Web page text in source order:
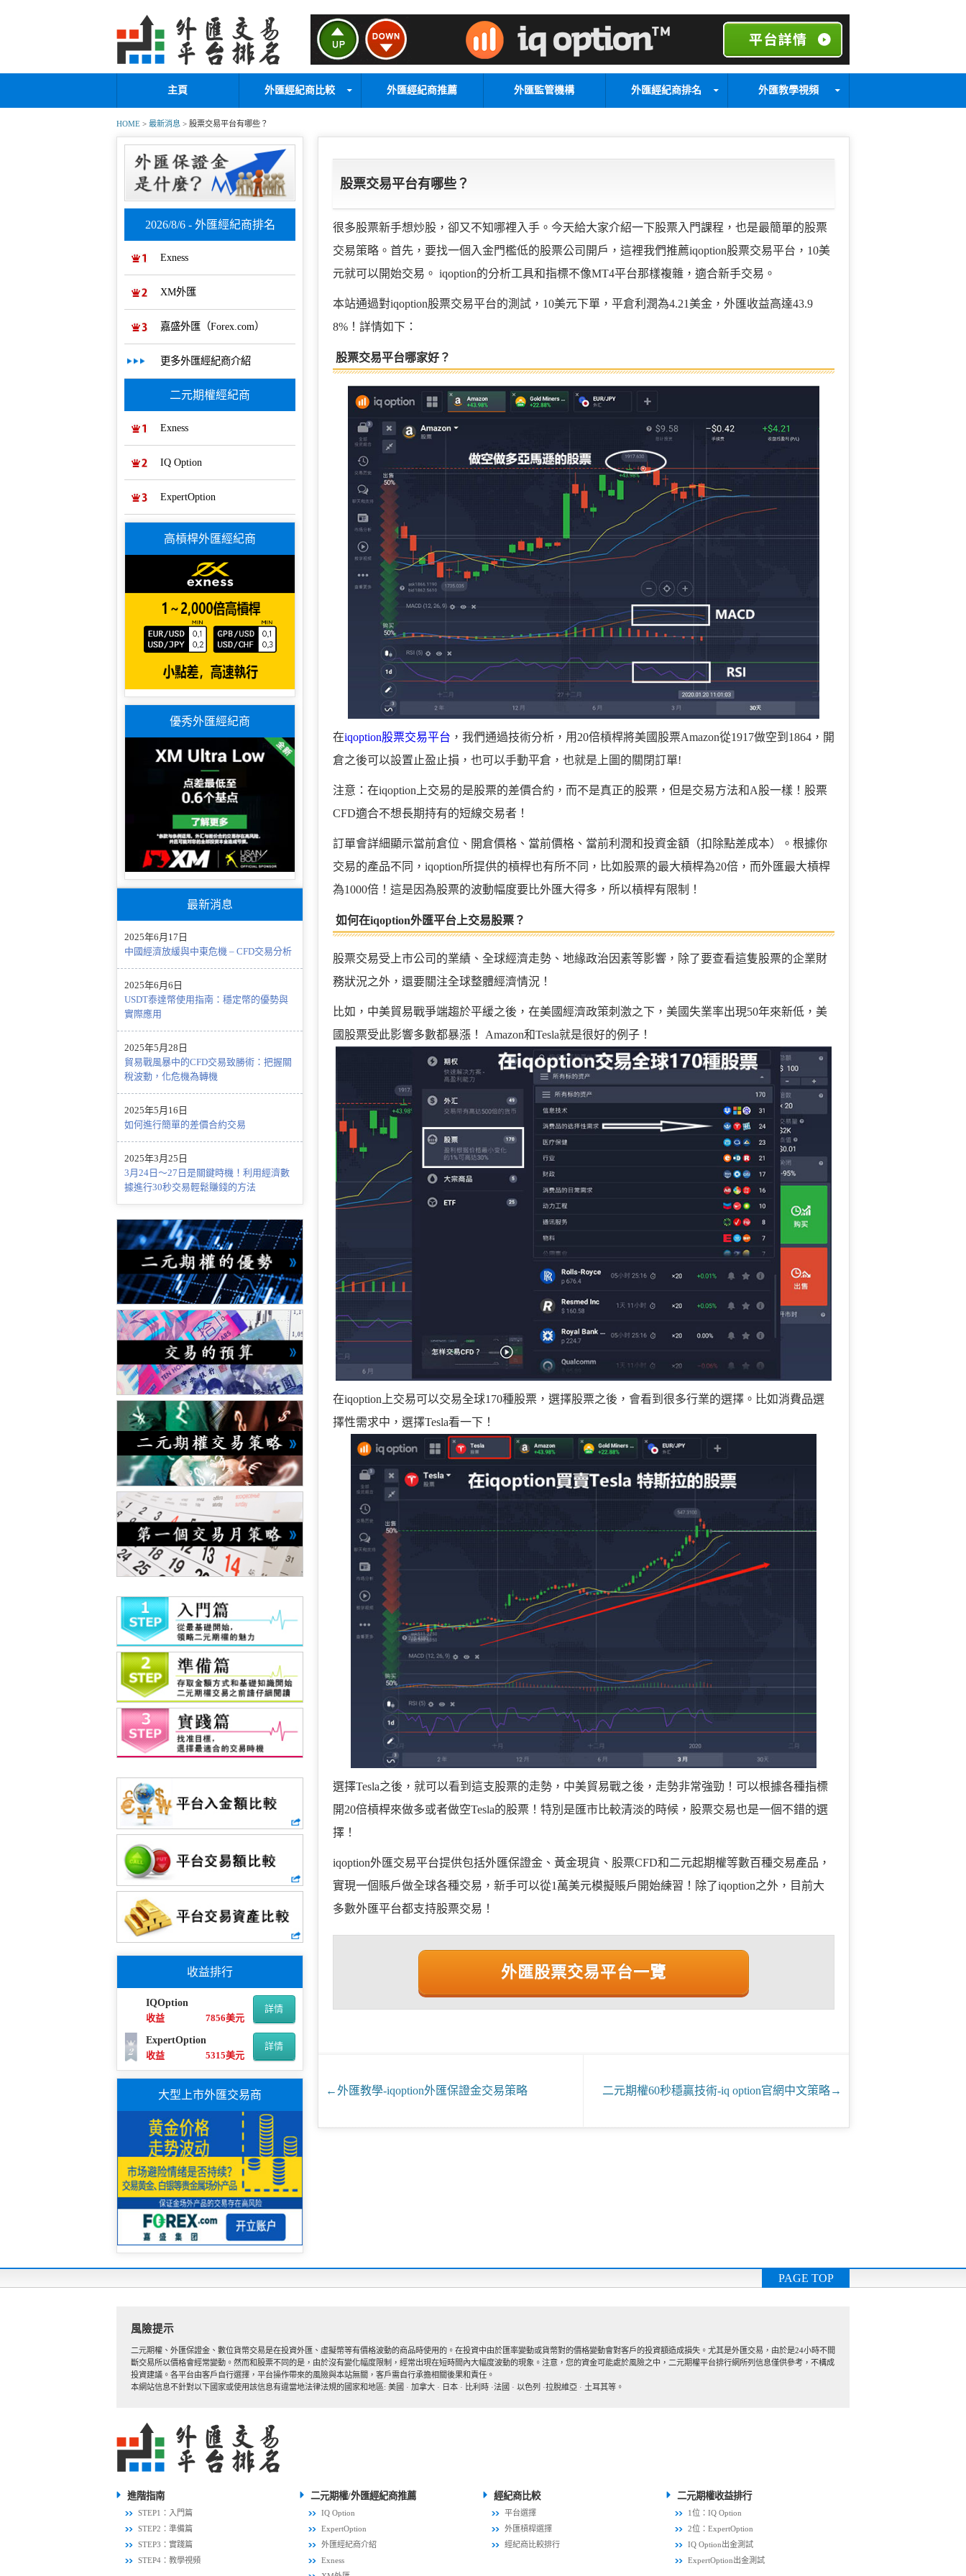
主頁 外匯經紀商比較 外匯經紀商推薦 外匯監管機構 外匯經紀商排名 外匯教學視頻
HOME > 最新消息 > 股票交易平台有哪些？
股票交易平台有哪些？
很多股票新手想炒股，卻又不知哪裡入手。今天給大家介紹一下股票入門課程，也是最簡單的股票
交易策略。首先，要找一個入金門檻低的股票公司開戶，這裡我們推薦iqoption股票交易平台，10美
元就可以開始交易。 iqoption的分析工具和指標不像MT4平台那樣複雜，適合新手交易。
本站通過對iqoption股票交易平台的測試，10美元下單，平倉利潤為4.21美金，外匯收益高達43.9
8%！詳情如下：
股票交易平台哪家好？
在iqoption股票交易平台 ，我們通過技術分析，用20倍槓桿將美國股票Amazon從1917做空到1864，開
倉之後可以設置止盈止損，也可以手動平倉，也就是上圖的關閉訂單!
注意：在iqoption上交易的是股票的差價合約，而不是真正的股票，但是交易方法和A股一樣！股票
CFD適合不想長期持有的短線交易者！
訂單會詳細顯示當前倉位、開倉價格、當前價格、當前利潤和投資金額（扣除點差成本）。根據你
交易的產品不同，iqoption所提供的槓桿也有所不同，比如股票的最大槓桿為20倍，而外匯最大槓桿
為1000倍！這是因為股票的波動幅度要比外匯大得多，所以槓桿有限制！
如何在iqoption外匯平台上交易股票？
股票交易受上市公司的業績、全球經濟走勢、地緣政治因素等影響，除了要查看這隻股票的企業財
務狀況之外，還要關注全球整體經濟情況！
比如，中美貿易戰爭端趨於平緩之後，在美國經濟政策刺激之下，美國失業率出現50年來新低，美
國股票受此影響多數都暴漲！ Amazon和Tesla就是很好的例子！
在iqoption上交易可以交易全球170種股票，選擇股票之後，會看到很多行業的選擇。比如消費品選
擇性需求中，選擇Tesla看一下！
選擇Tesla之後，就可以看到這支股票的走勢，中美貿易戰之後，走勢非常強勁！可以根據各種指標
開20倍槓桿來做多或者做空Tesla的股票！特別是匯市比較清淡的時候，股票交易也是一個不錯的選
擇！
iqoption外匯交易平台提供包括外匯保證金、黃金現貨、股票CFD和二元起期權等數百種交易產品，
實現一個賬戶做全球各種交易，新手可以從1萬美元模擬賬戶開始練習！除了iqoption之外，目前大
多數外匯平台都支持股票交易！
外匯股票交易平台一覽
←外匯教學-iqoption外匯保證金交易策略 二元期權60秒穩贏技術-iq option官網中文策略→
2026/8/6 - 外匯經紀商排名
Exness
XM外匯
嘉盛外匯（Forex.com）
更多外匯經紀商介紹
二元期權經紀商
Exness
IQ Option
ExpertOption
高槓桿外匯經紀商
優秀外匯經紀商
最新消息
2025年6月17日
中國經濟放緩與中東危機 – CFD交易分析
2025年6月6日
USDT泰達幣使用指南：穩定幣的優勢與
實際應用
2025年5月28日
貿易戰風暴中的CFD交易致勝術：把握關
稅波動，化危機為轉機
2025年5月16日
如何進行簡單的差價合約交易
2025年3月25日
3月24日～27日是關鍵時機！利用經濟數
據進行30秒交易輕鬆賺錢的方法
收益排行
IQOption
收益
7856美元
詳情
ExpertOption
收益
5315美元
詳情
大型上市外匯交易商
PAGE TOP
風險提示
二元期權、外匯保證金、數位貨幣交易是在投資外匯、虛擬幣等有價格波動的商品時使用的。在投資中由於匯率變動或貨幣對的價格變動會對客戶的投資額造成損失。尤其是外匯交易，由於是24小時不間
斷交易所以價格會經常變動。然而和股票不同的是，由於沒有變化幅度限制，經常出現在短時間內大幅度波動的現象。注意，您的資金可能處於風險之中，二元期權平台排行網所列信息僅供參考，不構成
投資建議。各平台由客戶自行選擇，平台操作帶來的風險與本站無關，客戶需自行承擔相關後果和責任。
本網站信息不針對以下國家或使用該信息有違當地法律法規的國家和地區: 美國 · 加拿大 · 日本 · 比利時 ·法國 · 以色列 ·拉脫維亞 · 土耳其等。
進階指南
STEP1：入門篇
STEP2：準備篇
STEP3：實踐篇
STEP4：教學視頻
二元期權/外匯經紀商推薦
IQ Option
ExpertOption
外匯經紀商介紹
Exness
經紀商比較
平台選擇
外匯槓桿選擇
經紀商比較排行
二元期權收益排行
1位：IQ Option
2位：ExpertOption
IQ Option出金測試
ExpertOption出金測試